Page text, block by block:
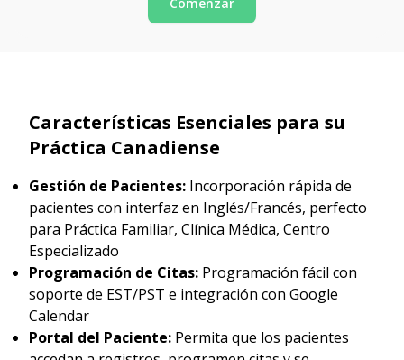
Características Esenciales para su
Práctica Canadiense
Gestión de Pacientes: Incorporación rápida de
pacientes con interfaz en Inglés/Francés, perfecto
para Práctica Familiar, Clínica Médica, Centro
Especializado
Programación de Citas: Programación fácil con
soporte de EST/PST e integración con Google
Calendar
Portal del Paciente: Permita que los pacientes